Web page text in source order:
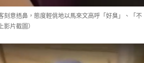
刻意捂鼻，態度輕佻地以馬來文高呼「好臭」、「不
片截圖）